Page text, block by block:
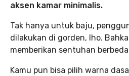
aksen kamar minimalis.
Tak hanya untuk baju,
dilakukan di gorden, lho.
memberikan sentuhan
Kamu pun bisa pilih warna